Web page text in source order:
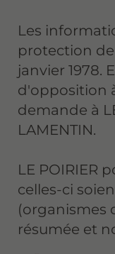
Les
protection
janvier 1978.
d'opposition
demande à
LAMENTIN.
LE POIRIER
celles-ci
(organismes
résumée et